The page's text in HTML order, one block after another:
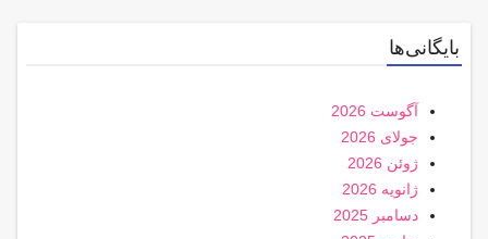
بایگانی‌ها
آگوست 2026
جولای 2026
ژوئن 2026
ژانویه 2026
دسامبر 2025